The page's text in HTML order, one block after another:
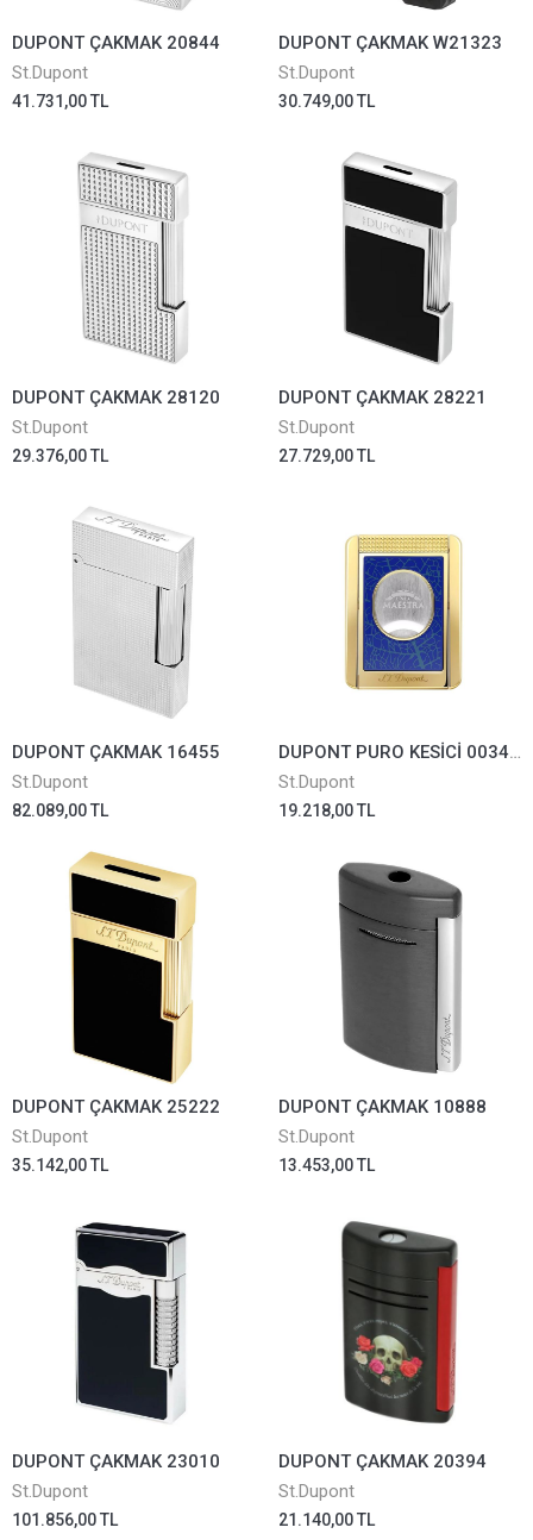
DUPONT ÇAKMAK 20844
St.Dupont
41.731,00 TL
DUPONT ÇAKMAK W21323
St.Dupont
30.749,00 TL
DUPONT ÇAKMAK 28120
St.Dupont
29.376,00 TL
DUPONT ÇAKMAK 28221
St.Dupont
27.729,00 TL
DUPONT ÇAKMAK 16455
St.Dupont
82.089,00 TL
DUPONT PURO KESİCİ 003495
St.Dupont
19.218,00 TL
DUPONT ÇAKMAK 25222
St.Dupont
35.142,00 TL
DUPONT ÇAKMAK 10888
St.Dupont
13.453,00 TL
DUPONT ÇAKMAK 23010
St.Dupont
101.856,00 TL
DUPONT ÇAKMAK 20394
St.Dupont
21.140,00 TL